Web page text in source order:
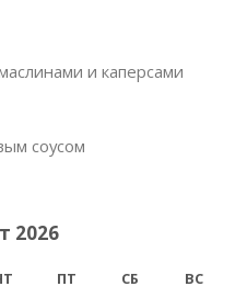
и каперсами
соусом
2026
ПТ СБ ВС